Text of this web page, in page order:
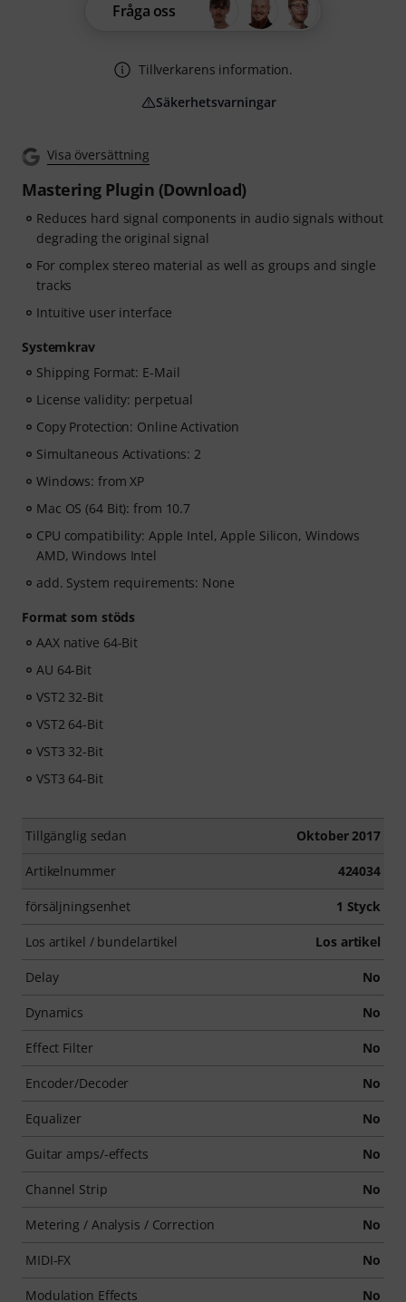
Visa översättning
Mastering Plugin (Download)
Reduces hard signal components in audio signals without
degrading the original signal
For complex stereo material as well as groups and single
tracks
Intuitive user interface
Systemkrav
Shipping Format: E-Mail
License validity: perpetual
Copy Protection: Online Activation
Simultaneous Activations: 2
Windows: from XP
Mac OS (64 Bit): from 10.7
CPU compatibility: Apple Intel, Apple Silicon, Windows
AMD, Windows Intel
add. System requirements: None
Format som stöds
AAX native 64-Bit
AU 64-Bit
VST2 32-Bit
VST2 64-Bit
VST3 32-Bit
VST3 64-Bit
Tillgänglig sedan Oktober 2017
Artikelnummer 424034
försäljningsenhet 1 Styck
Los artikel / bundelartikel Los artikel
Delay No
Dynamics No
Effect Filter No
Encoder/Decoder No
Equalizer No
Guitar amps/-effects No
Channel Strip No
Metering / Analysis / Correction No
MIDI-FX No
Modulation Effects No
Fråga oss
Tillverkarens information.
Säkerhetsvarningar